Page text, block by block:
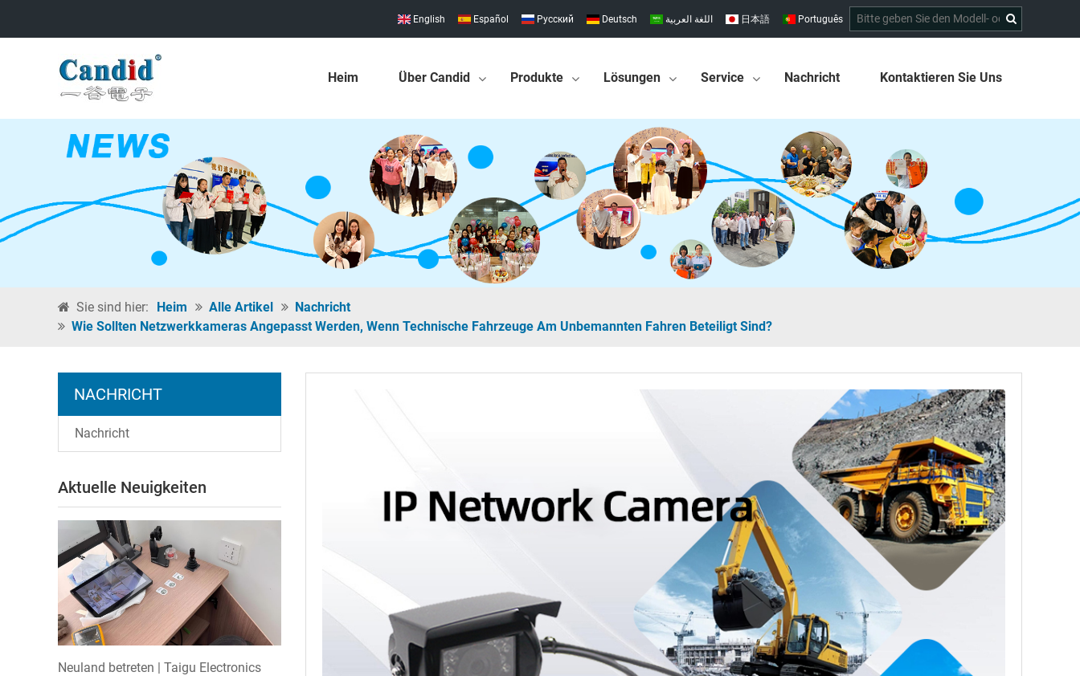
English Español Pусский Deutsch اللغة العربية 日本語 Português
Heim Über Candid Produkte Lösungen Service Nachricht Kontaktieren Sie Uns
Sie sind hier: Heim Alle Artikel
Nachricht
Wie Sollten Netzwerkkameras Angepasst Werden, Wenn Technische Fahrzeuge Am Unbemannten Fahren Beteiligt Sind?
NACHRICHT
Nachricht
Aktuelle Neuigkeiten
Neuland betreten | Taigu Electronics